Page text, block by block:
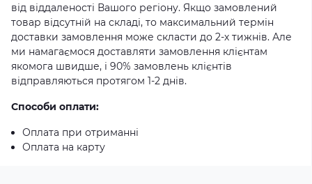
від віддаленості Вашого регіону. Якщо замовлений
товар відсутній на складі, то максимальний термін
доставки замовлення може скласти до 2-х тижнів. Але
ми намагаємося доставляти замовлення клієнтам
якомога швидше, і 90% замовлень клієнтів
відправляються протягом 1-2 днів.
Способи оплати:
Оплата при отриманні
Оплата на карту